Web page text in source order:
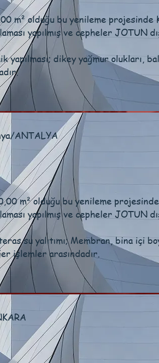
m² olduğu bu yenileme
yapılmış ve cepheler JOTUN
yapılması; dikey yağmur olukları,
ANTALYA
m² olduğu bu yenileme
yapılmış ve cepheler JOTUN
su yalıtımı; Membran, bina içi
işlemler arasındadır.